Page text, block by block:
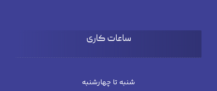
ساعات کاری
شنبه تا چهارشنبه